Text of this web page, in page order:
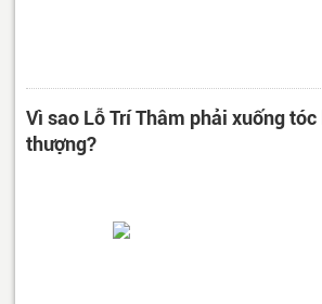
Vì sao Lỗ Trí Thâm phải xuống
thượng?